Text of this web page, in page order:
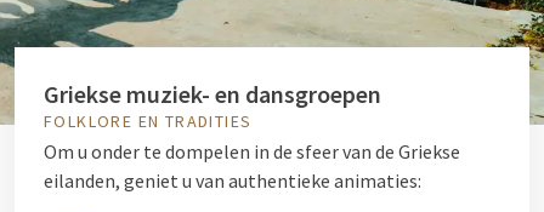
Griekse muziek- en dansgroepen
FOLKLORE EN TRADITIES
Om u onder te dompelen in de sfeer van de Griekse
eilanden, geniet u van authentieke animaties: